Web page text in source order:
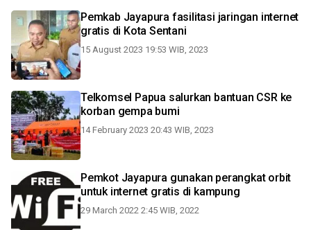
Pemkab Jayapura fasilitasi jaringan internet
gratis di Kota Sentani
15 August 2023 19:53 WIB, 2023
Telkomsel Papua salurkan bantuan CSR ke
korban gempa bumi
14 February 2023 20:43 WIB, 2023
Pemkot Jayapura gunakan perangkat orbit
untuk internet gratis di kampung
29 March 2022 2:45 WIB, 2022